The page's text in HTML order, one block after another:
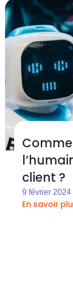
client ?
9 février 2024
En savoir